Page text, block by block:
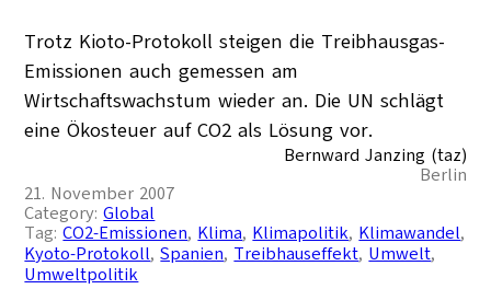
Trotz Kioto-Protokoll steigen die Treibhausgas-
Emissionen auch gemessen am
Wirtschaftswachstum wieder an. Die UN schlägt
eine Ökosteuer auf CO2 als Lösung vor.
Bernward Janzing (taz)
Berlin
21. November 2007
Category:Global
Tag:CO2-Emissionen, Klima, Klimapolitik, Klimawandel
Kyoto-Protokoll, Spanien, Treibhauseffekt, Umwelt
Umweltpolitik